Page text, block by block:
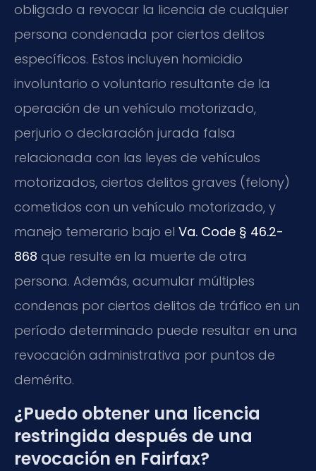
obligado a revocar la licencia de cualquier
persona condenada por ciertos delitos
específicos. Estos incluyen homicidio
involuntario o voluntario resultante de la
operación de un vehículo motorizado,
perjurio o declaración jurada falsa
relacionada con las leyes de vehículos
motorizados, ciertos delitos graves (felony)
cometidos con un vehículo motorizado, y
manejo temerario bajo el Va. Code § 46.2-
868 que resulte en la muerte de otra
persona. Además, acumular múltiples
condenas por ciertos delitos de tráfico en un
período determinado puede resultar en una
revocación administrativa por puntos de
demérito.
¿Puedo obtener una licencia
restringida después de una
revocación en Fairfax?